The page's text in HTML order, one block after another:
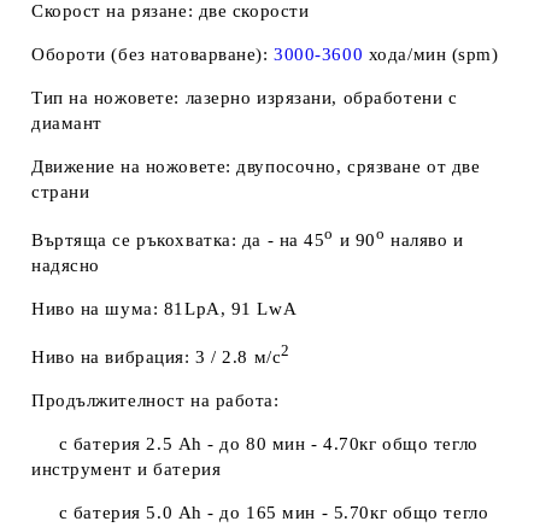
Скорост на рязане: две скорости
Обороти (без натоварване):3000-3600 хода/мин (spm)
Тип на ножовете: лазерно изрязани, обработени с
диамант
Движение на ножовете: двупосочно, срязване от две
страни
Въртяща се ръкохватка: да - на 45о и 90о наляво и
надясно
Ниво на шума: 81LpA, 91 LwA
Ниво на вибрация: 3 / 2.8 м/с2
Продължителност на работа:
с батерия 2.5 Ah - до 80 мин -4.70кг общо тегло
инструмент и батерия
с батерия 5.0 Ah - до 165 мин - 5.70кг общо тегло